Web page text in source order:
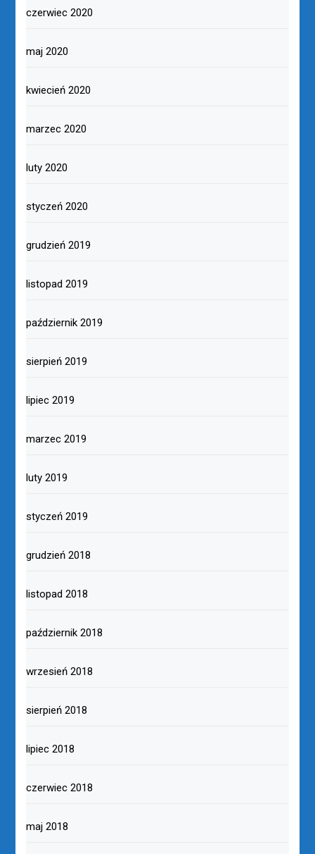
czerwiec 2020
maj 2020
kwiecień 2020
marzec 2020
luty 2020
styczeń 2020
grudzień 2019
listopad 2019
październik 2019
sierpień 2019
lipiec 2019
marzec 2019
luty 2019
styczeń 2019
grudzień 2018
listopad 2018
październik 2018
wrzesień 2018
sierpień 2018
lipiec 2018
czerwiec 2018
maj 2018